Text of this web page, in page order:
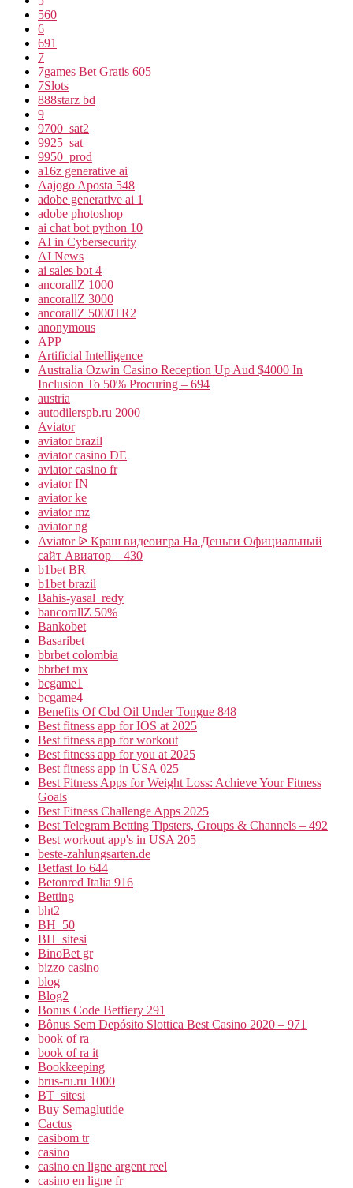
560
6
691
7
7games Bet Gratis 605
7Slots
888starz bd
9
9700_sat2
9925_sat
9950_prod
a16z generative ai
Aajogo Aposta 548
adobe generative ai 1
adobe photoshop
ai chat bot python 10
AI in Cybersecurity
AI News
ai sales bot 4
ancorallZ 1000
ancorallZ 3000
ancorallZ 5000TR2
anonymous
APP
Artificial Intelligence
Australia Ozwin Casino Reception Up Aud $4000 In
Inclusion To 50% Procuring – 694
austria
autodilerspb.ru 2000
Aviator
aviator brazil
aviator casino DE
aviator casino fr
aviator IN
aviator ke
aviator mz
aviator ng
Aviator ᐉ Краш видеоигра На Деньги Официальный
сайт Авиатор – 430
b1bet BR
b1bet brazil
Bahis-yasal_redy
bancorallZ 50%
Bankobet
Basaribet
bbrbet colombia
bbrbet mx
bcgame1
bcgame4
Benefits Of Cbd Oil Under Tongue 848
Best fitness app for IOS at 2025
Best fitness app for workout
Best fitness app for you at 2025
Best fitness app in USA 025
Best Fitness Apps for Weight Loss: Achieve Your Fitness
Goals
Best Fitness Challenge Apps 2025
Best Telegram Betting Tipsters, Groups & Channels – 492
Best workout app's in USA 205
beste-zahlungsarten.de
Betfast Io 644
Betonred Italia 916
Betting
bht2
BH_50
BH_sitesi
BinoBet gr
bizzo casino
blog
Blog2
Bonus Code Betfiery 291
Bônus Sem Depósito Slottica Best Casino 2020 – 971
book of ra
book of ra it
Bookkeeping
brus-ru.ru 1000
BT_sitesi
Buy Semaglutide
Cactus
casibom tr
casino
casino en ligne argent reel
casino en ligne fr